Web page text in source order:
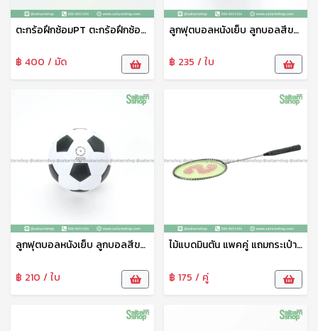
ตะกร้อฝึกซ้อมPT ตะกร้อฝึกซ้อมสีเขียว-เหลือง เซปักตะกร้อ
฿ 400 / มัด
ลูกฟุตบอลหนังเย็บ ลูกบอลสีขาว-ดำ No.5 ยงเจริญ
฿ 235 / ใบ
ลูกฟุตบอลหนังเย็บ ลูกบอลสีขาว-ดำ No.3 ยงเจริญ
฿ 210 / ใบ
ไม้แบดมินตัน แพคคู่ แถมกระเป๋าใส่ไม้แบด ตรายงเจริญ
฿ 175 / คู่